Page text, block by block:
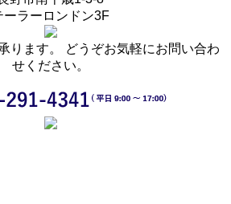
ーラーロンドン3F
ります。 どうぞお気軽にお問い合わ
せください。